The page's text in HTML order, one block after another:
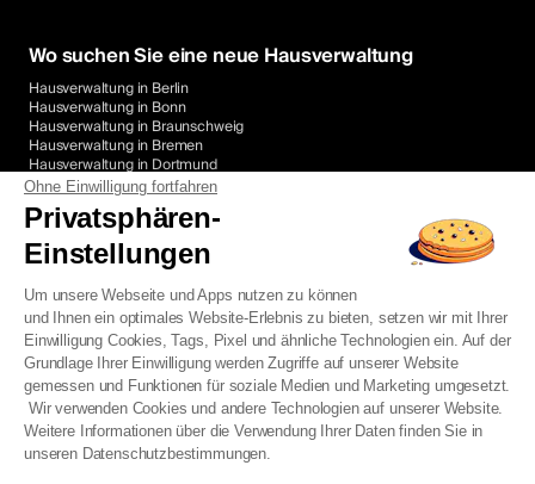
Wo suchen Sie eine neue Hausverwaltung
Hausverwaltung in Berlin
Hausverwaltung in Bonn
Hausverwaltung in Braunschweig
Hausverwaltung in Bremen
Hausverwaltung in Dortmund
Hausverwaltung in Duisburg
Hausverwaltung in Düsseldorf
Hausverwaltung in Essen
Hausverwaltung in Frankfurt am Main
Hausverwaltung in Freiburg im Breisgau
Hausverwaltung in Hannover
Hausverwaltung in Heidelberg
Hausverwaltung in Karlsruhe
Hausverwaltung in Köln
Hausverwaltung in Leipzig
Hausverwaltung in Mannheim
Hausverwaltung in München
Hausverwaltung in Offenbach am Main
Hausverwaltung in Potsdam
Ohne Einwilligung fortfahren
Privatsphären-
Einstellungen
Um unsere Webseite und Apps nutzen zu können
und Ihnen ein optimales Website-Erlebnis zu bieten, setzen wir mit Ihrer
Einwilligung Cookies, Tags, Pixel und ähnliche Technologien ein. Auf der
Grundlage Ihrer Einwilligung werden Zugriffe auf unserer Website
gemessen und Funktionen für soziale Medien und Marketing umgesetzt.
Wir verwenden Cookies und andere Technologien auf unserer Website.
Weitere Informationen über die Verwendung Ihrer Daten finden Sie in
unseren Datenschutzbestimmungen.